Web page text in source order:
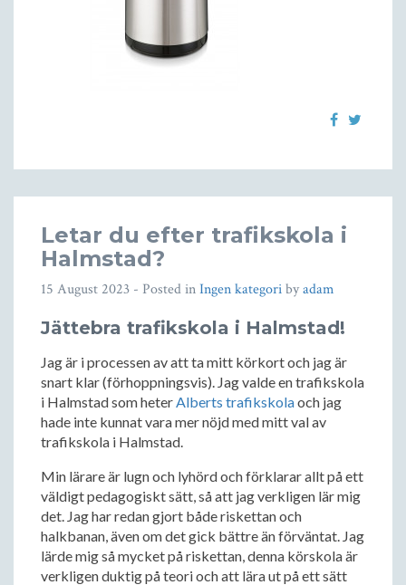
Letar du efter trafikskola i
Halmstad?
15 August 2023 - Posted inIngen kategoribyadam
Jättebra trafikskola i Halmstad!
Jag är i processen av att ta mitt körkort och jag är
snart klar (förhoppningsvis). Jag valde en trafikskola
i Halmstad som heterAlberts trafikskolaoch jag
hade inte kunnat vara mer nöjd med mitt val av
trafikskola i Halmstad.
Min lärare är lugn och lyhörd och förklarar allt på ett
väldigt pedagogiskt sätt, så att jag verkligen lär mig
det. Jag har redan gjort både riskettan och
halkbanan, även om det gick bättre än förväntat. Jag
lärde mig så mycket på riskettan, denna körskola är
verkligen duktig på teori och att lära ut på ett sätt